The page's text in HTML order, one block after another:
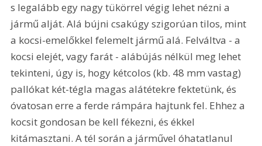
s legalább egy nagy tükörrel végig lehet nézni a
jármű alját. Alá bújni csakúgy szigorúan tilos, mint
a kocsi-emelőkkel felemelt jármű alá. Felváltva - a
kocsi elejét, vagy farát - alábújás nélkül meg lehet
tekinteni, úgy is, hogy kétcolos (kb. 48 mm vastag)
pallókat két-tégla magas alátétekre fektetünk, és
óvatosan erre a ferde rámpára hajtunk fel. Ehhez a
kocsit gondosan be kell fékezni, és ékkel
kitámasztani. A tél során a járművel óhatatlanul